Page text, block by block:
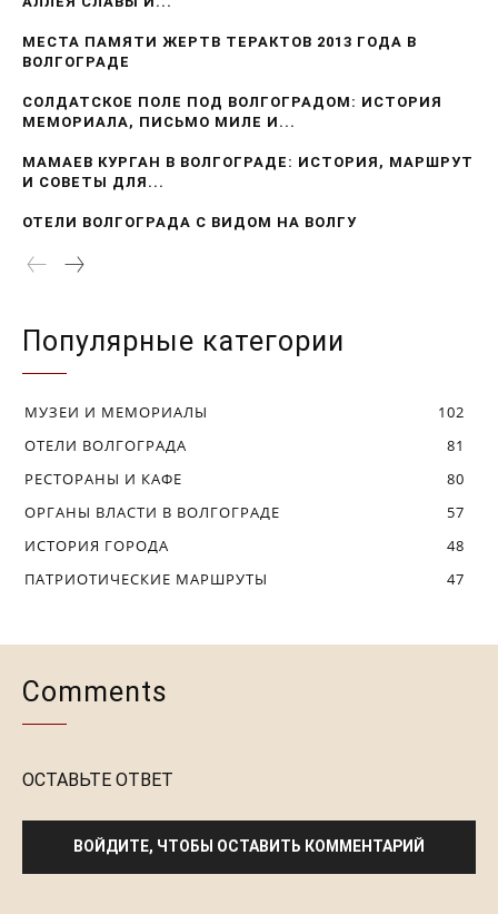
МЕСТА ПАМЯТИ ЖЕРТВ ТЕРАКТОВ 2013 ГОДА В
ВОЛГОГРАДЕ
СОЛДАТСКОЕ ПОЛЕ ПОД ВОЛГОГРАДОМ: ИСТОРИЯ
МЕМОРИАЛА, ПИСЬМО МИЛЕ И...
МАМАЕВ КУРГАН В ВОЛГОГРАДЕ: ИСТОРИЯ, МАРШРУТ
И СОВЕТЫ ДЛЯ...
ОТЕЛИ ВОЛГОГРАДА С ВИДОМ НА ВОЛГУ
Популярные категории
МУЗЕИ И МЕМОРИАЛЫ
102
ОТЕЛИ ВОЛГОГРАДА
81
РЕСТОРАНЫ И КАФЕ
80
ОРГАНЫ ВЛАСТИ В ВОЛГОГРАДЕ
57
ИСТОРИЯ ГОРОДА
48
ПАТРИОТИЧЕСКИЕ МАРШРУТЫ
47
Comments
ОСТАВЬТЕ ОТВЕТ
ВОЙДИТЕ, ЧТОБЫ ОСТАВИТЬ КОММЕНТАРИЙ